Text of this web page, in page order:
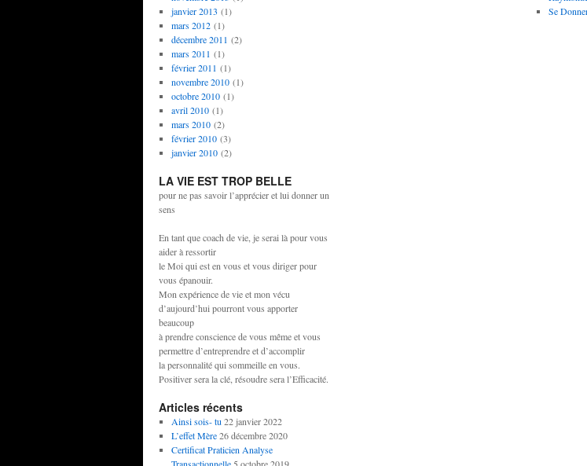
janvier 2013 (1)
mars 2012(1)
décembre 2011 (2)
mars 2011 (1)
février 2011 (1)
novembre 2010(1)
octobre 2010(1)
avril 2010(1)
mars 2010(2)
février 2010(3)
janvier 2010(2)
LA VIE EST TROP BELLE
pour ne pas savoir l’apprécier et lui donner un
sens
En tant que coach de vie, je serai là pour vous
aider à ressortir
le Moi qui est en vous et vous diriger pour
vous épanouir.
Mon expérience de vie et mon vécu
d’aujourd’hui pourront vous apporter
beaucoup
à prendre conscience de vous même et vous
permettre d’entreprendre et d’accomplir
la personnalité qui sommeille en vous.
Positiver sera la clé, résoudre sera l’Efficacité.
Articles récents
Ainsi sois- tu 22 janvier 2022
L’effet Mère 26 décembre 2020
Certificat Praticien Analyse
Transactionnelle 5 octobre 2019
Se